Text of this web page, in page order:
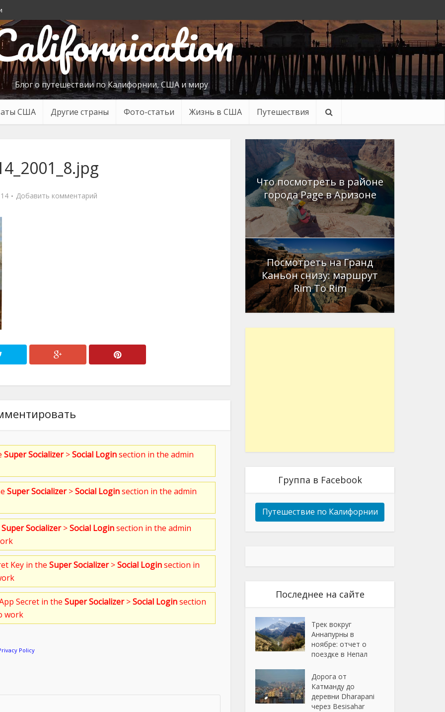
Блог о путешествии по Калифорнии, США и миру
США Другие страны Фото-статьи Жизнь в США Путешествия
Добавить комментарий
Super Socializer>Social Loginsection in the admin
Super Socializer>Social Loginsection in the admin
Super Socializer>Social Loginsection in the admin
Key in the Super Socializer>Social Loginsection in
Secret in the Super Socializer>Social Loginsection
work
Policy
Что посмотреть в районе
города Page в Аризоне
Посмотреть на Гранд
Каньон снизу: маршрут
Rim To Rim
Группа в Facebook
Путешествие по Калифорнии
Последнее на сайте
Трек вокруг
Аннапурны в
ноябре: отчет о
поездке в Непал
Дорога от
Катманду до
деревни Dharapani
через Besisahar